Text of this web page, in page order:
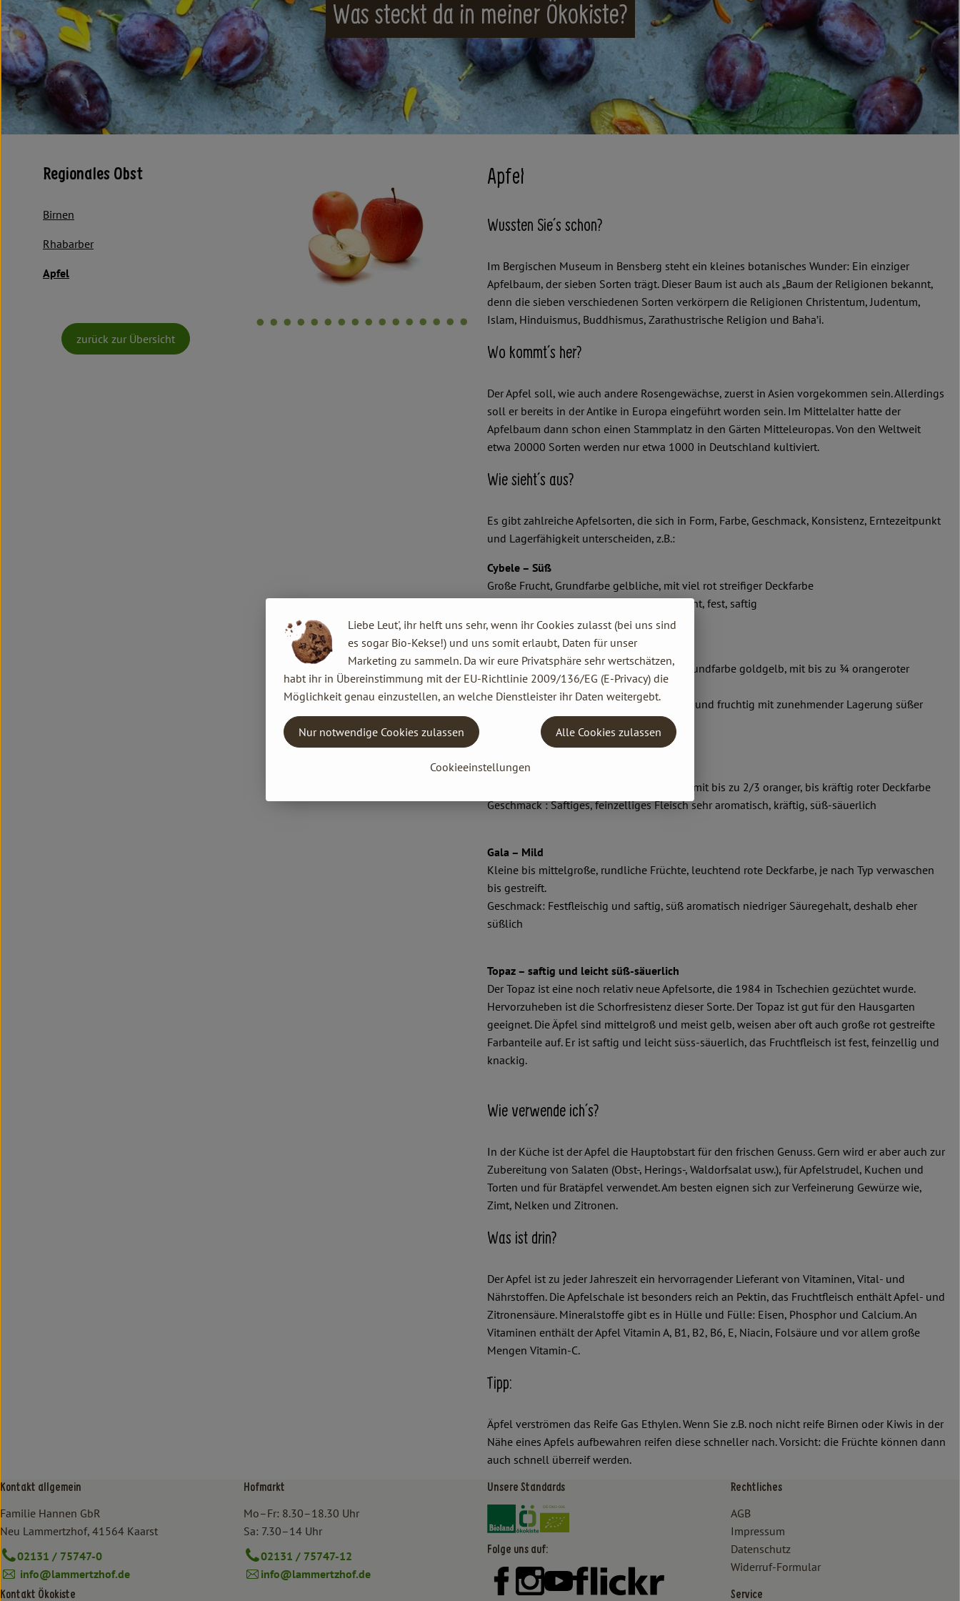
Was steckt da in meiner Ökokiste?
Regionales Obst
Birnen
Rhabarber
Apfel
zurück zur Übersicht
Apfel
Wussten Sie´s schon?
Im Bergischen Museum in Bensberg steht ein kleines botanisches Wunder: Ein einziger
Apfelbaum, der sieben Sorten trägt. Dieser Baum ist auch als „Baum der Religionen bekannt,
denn die sieben verschiedenen Sorten verkörpern die Religionen Christentum, Judentum,
Islam, Hinduismus, Buddhismus, Zarathustrische Religion und Baha’i.
Wo kommt´s her?
Der Apfel soll, wie auch andere Rosengewächse, zuerst in Asien vorgekommen sein. Allerdings
soll er bereits in der Antike in Europa eingeführt worden sein. Im Mittelalter hatte der
Apfelbaum dann schon einen Stammplatz in den Gärten Mitteleuropas. Von den Weltweit
etwa 20000 Sorten werden nur etwa 1000 in Deutschland kultiviert.
Wie sieht´s aus?
Es gibt zahlreiche Apfelsorten, die sich in Form, Farbe, Geschmack, Konsistenz, Erntezeitpunkt
und Lagerfähigkeit unterscheiden, z.B.:
Cybele – Süß
Große Frucht, Grundfarbe gelbliche, mit viel rot streifiger Deckfarbe
Geschmack: Süße Sorte im frühen Sortiment, fest, saftig
Pinova – Süß
Mittelgroße Frucht, stumpfkegelförmig, Grundfarbe goldgelb, mit bis zu ¾ orangeroter
Deckfarbe leuchtend rot, Schale etwas rau
Geschmack: Süßlich-säuerlich, aromatisch und fruchtig mit zunehmender Lagerung süßer
Elstar – Leicht säuerlich
Mittelgroßer, gleichmäßig kugeliger Apfel mit bis zu 2/3 oranger, bis kräftig roter Deckfarbe
Geschmack : Saftiges, feinzelliges Fleisch sehr aromatisch, kräftig, süß-säuerlich
Gala – Mild
Kleine bis mittelgroße, rundliche Früchte, leuchtend rote Deckfarbe, je nach Typ verwaschen
bis gestreift.
Geschmack: Festfleischig und saftig, süß aromatisch niedriger Säuregehalt, deshalb eher
süßlich
Topaz – saftig und leicht süß-säuerlich
Der Topaz ist eine noch relativ neue Apfelsorte, die 1984 in Tschechien gezüchtet wurde.
Hervorzuheben ist die Schorfresistenz dieser Sorte. Der Topaz ist gut für den Hausgarten
geeignet. Die Äpfel sind mittelgroß und meist gelb, weisen aber oft auch große rot gestreifte
Farbanteile auf. Er ist saftig und leicht süss-säuerlich, das Fruchtfleisch ist fest, feinzellig und
knackig.
Wie verwende ich´s?
In der Küche ist der Apfel die Hauptobstart für den frischen Genuss. Gern wird er aber auch zur
Zubereitung von Salaten (Obst-, Herings-, Waldorfsalat usw.), für Apfelstrudel, Kuchen und
Torten und für Bratäpfel verwendet. Am besten eignen sich zur Verfeinerung Gewürze wie,
Zimt, Nelken und Zitronen.
Was ist drin?
Der Apfel ist zu jeder Jahreszeit ein hervorragender Lieferant von Vitaminen, Vital- und
Nährstoffen. Die Apfelschale ist besonders reich an Pektin, das Fruchtfleisch enthält Apfel- und
Zitronensäure. Mineralstoffe gibt es in Hülle und Fülle: Eisen, Phosphor und Calcium. An
Vitaminen enthält der Apfel Vitamin A, B1, B2, B6, E, Niacin, Folsäure und vor allem große
Mengen Vitamin-C.
Tipp:
Äpfel verströmen das Reife Gas Ethylen. Wenn Sie z.B. noch nicht reife Birnen oder Kiwis in der
Nähe eines Apfels aufbewahren reifen diese schneller nach. Vorsicht: die Früchte können dann
auch schnell überreif werden.
Kontakt allgemein
Familie Hannen GbR
Neu Lammertzhof, 41564 Kaarst
02131 / 75747-0
info@lammertzhof.de
Kontakt Ökokiste
Hofmarkt
Mo–Fr: 8.30–18.30 Uhr
Sa: 7.30–14 Uhr
02131 / 75747-12
info@lammertzhof.de
Unsere Standards
Externer Link zu https://www.bioland.de/verbraucher
Externer Link zu https://www.oekokiste.de/
Folge uns auf:
Externer Link zu https://www.facebook.com/lammertzhof/
Externer Link zu https://www.instagram.com/lammertzhof/
Externer Link zu https://www.youtube.com/channel/
Externer Link zu https://www.flickr.com/photos/
Rechtliches
AGB
Impressum
Datenschutz
Widerruf-Formular
Service
Liebe Leut', ihr helft uns sehr, wenn ihr Cookies zulasst (bei uns sind
es sogar Bio-Kekse!) und uns somit erlaubt, Daten für unser
Marketing zu sammeln. Da wir eure Privatsphäre sehr wertschätzen,
habt ihr in Übereinstimmung mit der EU-Richtlinie 2009/136/EG (E-Privacy) die
Möglichkeit genau einzustellen, an welche Dienstleister ihr Daten weitergebt.
Cookieeinstellungen
Nur notwendige Cookies zulassen Alle Cookies zulassen